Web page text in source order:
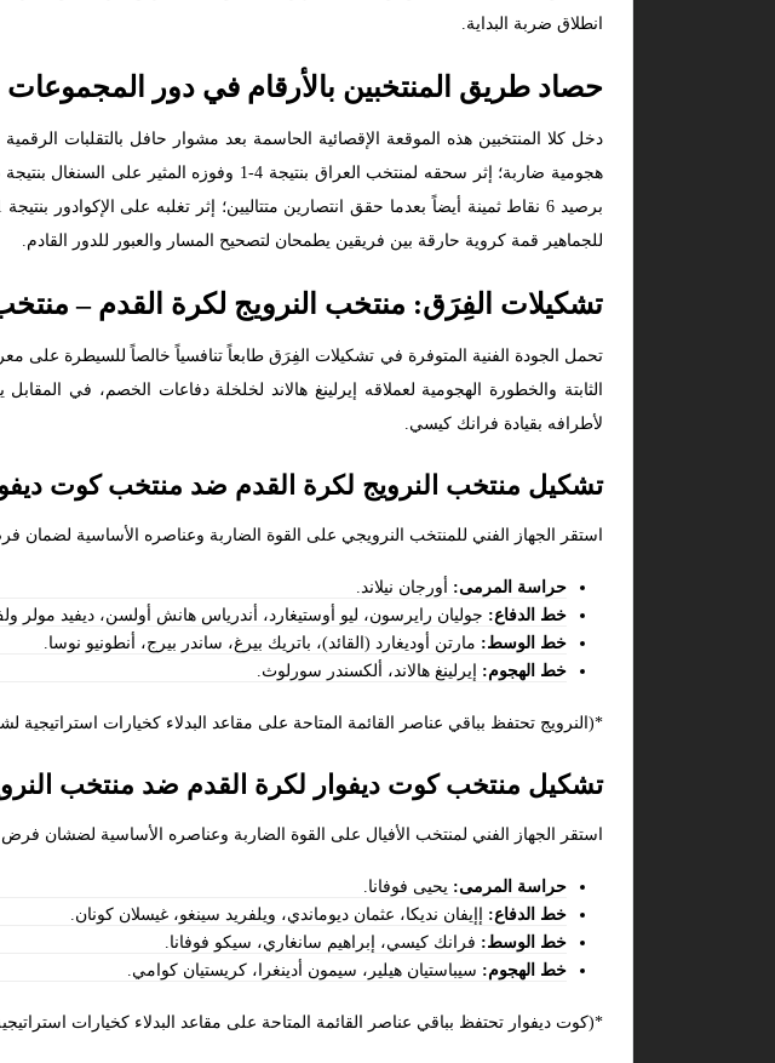
انطلاق ضربة البداية.
حصاد طريق المنتخبين بالأرقام في دور المجموعات
للجماهير قمة كروية حارقة بين فريقين يطمحان لتصحيح المسار والعبور للدور القادم.
تشكيلات الفِرَق: منتخب النرويج لكرة القدم –
تحمل الجودة الفنية المتوفرة في تشكيلات الفِرَق طابعاً تنافسياً خالصاً للسيطرة
الثابتة والخطورة الهجومية لعملاقه إيرلينغ هالاند لخلخلة دفاعات الخصم، في
لأطرافه بقيادة فرانك كيسي.
تشكيل منتخب النرويج لكرة القدم ضد منتخب كوت
استقر الجهاز الفني للمنتخب النرويجي على القوة الضاربة وعناصره الأساسية لضمان
حراسة المرمى: أورجان نيلاند.
خط الدفاع: جوليان رايرسون، ليو أوستيغارد، أندرياس هانش أولسن، ديفيد مولر
خط الوسط: مارتن أوديغارد (القائد)، باتريك بيرغ، ساندر بيرج، أنطونيو نوسا.
خط الهجوم: إيرلينغ هالاند، ألكسندر سورلوث.
*(النرويج تحتفظ بباقي عناصر القائمة المتاحة على مقاعد البدلاء كخيارات
تشكيل منتخب كوت ديفوار لكرة القدم ضد منتخب
استقر الجهاز الفني لمنتخب الأفيال على القوة الضاربة وعناصره الأساسية لضشان
حراسة المرمى: يحيى فوفانا.
خط الدفاع: إإيفان نديكا، عثمان ديوماندي، ويلفريد سينغو، غيسلان كونان.
خط الوسط: فرانك كيسي، إبراهيم سانغاري، سيكو فوفانا.
خط الهجوم: سيباستيان هيلير، سيمون أدينغرا، كريستيان كوامي.
*(كوت ديفوار تحتفظ بباقي عناصر القائمة المتاحة على مقاعد البدلاء كخيارات